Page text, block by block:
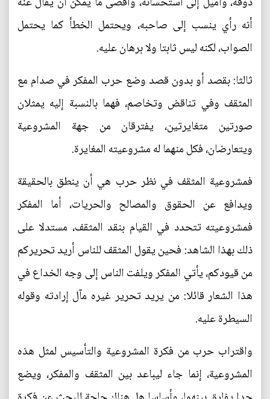
أنه رأي ينسب إلى صاحبه، ويحتمل الخطأ كما يحتمل
الصواب، لكنه ليس ثابتا ولا برهان عليه.
ثالثا: بقصد أو بدون قصد وضع حرب المفكر في صدام مع
المثقف وفي تناقض وتخاصم، فهما بالنسبة إليه يمثلان
صورتين متغايرتين، يفترقان من جهة المشروعية
ويتعارضان، فكل منهما له مشروعيته المغايرة.
فمشروعية المثقف في نظر حرب هي أن ينطق بالحقيقة
ويدافع عن الحقوق والمصالح والحريات، أما المفكر
فمشروعيته تتحدد في القيام بنقد المثقف، مستدلا على
ذلك بهذا الشاهد: فحين يقول المثقف للناس أريد تحريركم
من قيودكم، يأتي المفكر ويلفت الناس إلى وجه الخداع في
هذا الشعار قائلا: من يريد تحرير غيره مآل إرادته وقوله
السيطرة عليه.
واقتراب حرب من فكرة المشروعية والتأسيس لمثل هذه
المشروعية، إنما جاء ليباعد بين المثقف والمفكر، ويضع